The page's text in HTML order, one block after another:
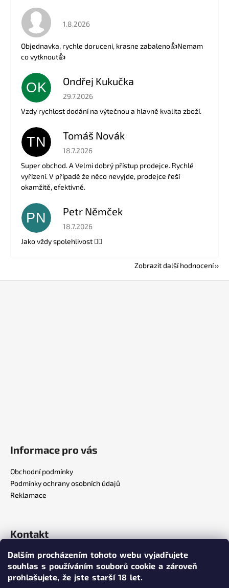
Dalším procházením tohoto webu vyjadřujete
souhlas s používáním souborů cookie a zároveň
prohlašujete, že jste starší 18 let.
Hodnocení obchodu je 5 z 5 hvězdiček.
1.8.2026
Objednavka, rychle doruceni, krasne zabaleno👍Nemam
co vytknout👍
OK Ondřej Kukučka
Hodnocení obchodu je 5 z 5 hvězdiček.
29.7.2026
Vzdy rychlost dodání na výtečnou a hlavně kvalita zboží.
TN Tomáš Novák
Hodnocení obchodu je 5 z 5 hvězdiček.
18.7.2026
Super obchod. A Velmi dobrý přístup prodejce. Rychlé
vyřízení. V případě že něco nevyjde, prodejce řeší
okamžitě, efektivně.
PN Petr Němček
Hodnocení obchodu je 5 z 5 hvězdiček.
18.7.2026
Jako vždy spolehlivost 👍🏻
Zobrazit další hodnocení
Informace pro vás
Obchodní podmínky
Podmínky ochrany osobních údajů
Reklamace
Kontakt
info @poppersy.cz
+420 734 256 636
poppersy.cz